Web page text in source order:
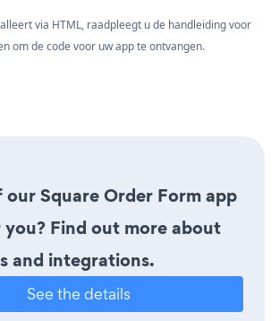
via HTML, raadpleegt u de handleiding voor
om de code voor uw app te ontvangen.
Square Order Form app
Find out more about
and integrations.
See the details